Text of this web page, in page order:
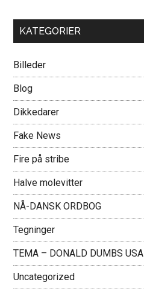
KATEGORIER
Billeder
Blog
Dikkedarer
Fake News
Fire på stribe
Halve molevitter
NÅ-DANSK ORDBOG
Tegninger
TEMA – DONALD DUMBS USA
Uncategorized